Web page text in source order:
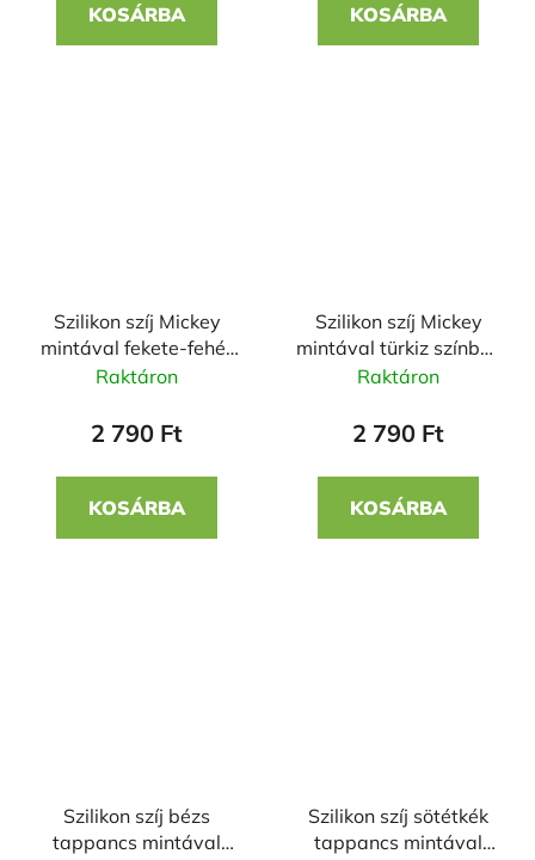
KOSÁRBA KOSÁRBA
Szilikon szíj Mickey
mintával fekete-fehér
színben 22mm
Raktáron
2 790 Ft
KOSÁRBA
Szilikon szíj Mickey
mintával türkiz színben
22mm
Raktáron
2 790 Ft
KOSÁRBA
Szilikon szíj bézs
tappancs mintával
Szilikon szíj sötétkék
tappancs mintával